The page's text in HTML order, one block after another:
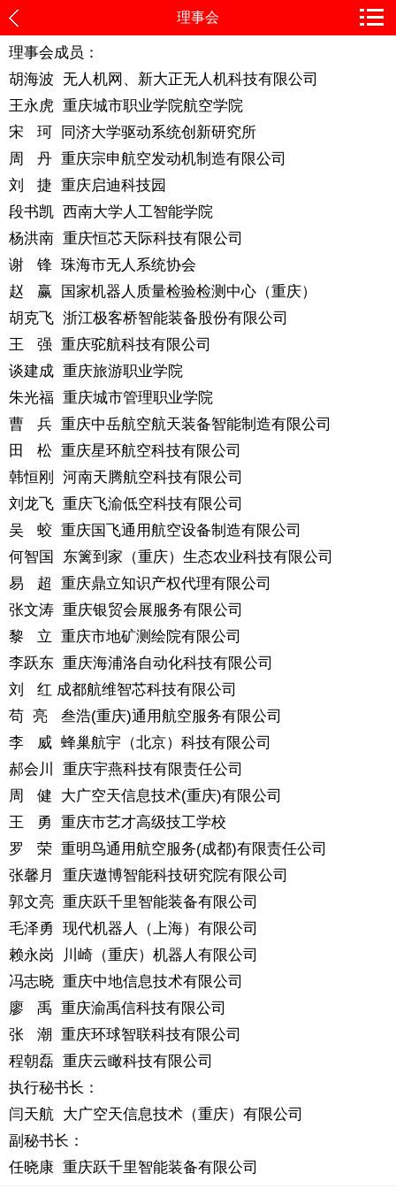
理事会
理事会成员：
胡海波 无人机网、新大正无人机科技有限公司
王永虎 重庆城市职业学院航空学院
宋 珂 同济大学驱动系统创新研究所
周 丹 重庆宗申航空发动机制造有限公司
刘 捷 重庆启迪科技园
段书凯 西南大学人工智能学院
杨洪南 重庆恒芯天际科技有限公司
谢 锋 珠海市无人系统协会
赵 赢 国家机器人质量检验检测中心（重庆）
胡克飞 浙江极客桥智能装备股份有限公司
王 强 重庆驼航科技有限公司
谈建成 重庆旅游职业学院
朱光福 重庆城市管理职业学院
曹 兵 重庆中岳航空航天装备智能制造有限公司
田 松 重庆星环航空科技有限公司
韩恒刚 河南天腾航空科技有限公司
刘龙飞 重庆飞渝低空科技有限公司
吴 蛟 重庆国飞通用航空设备制造有限公司
何智国 东篱到家（重庆）生态农业科技有限公司
易 超 重庆鼎立知识产权代理有限公司
张文涛 重庆银贸会展服务有限公司
黎 立 重庆市地矿测绘院有限公司
李跃东 重庆海浦洛自动化科技有限公司
刘 红 成都航维智芯科技有限公司
苟 亮 叁浩(重庆)通用航空服务有限公司
李 威 蜂巢航宇（北京）科技有限公司
郝会川 重庆宇燕科技有限责任公司
周 健 大广空天信息技术(重庆)有限公司
王 勇 重庆市艺才高级技工学校
罗 荣 重明鸟通用航空服务(成都)有限责任公司
张馨月 重庆遨博智能科技研究院有限公司
郭文亮 重庆跃千里智能装备有限公司
毛泽勇 现代机器人（上海）有限公司
赖永岗 川崎（重庆）机器人有限公司
冯志晓 重庆中地信息技术有限公司
廖 禹 重庆渝禹信科技有限公司
张 潮 重庆环球智联科技有限公司
程朝磊 重庆云瞰科技有限公司
执行秘书长：
闫天航 大广空天信息技术（重庆）有限公司
副秘书长：
任晓康 重庆跃千里智能装备有限公司